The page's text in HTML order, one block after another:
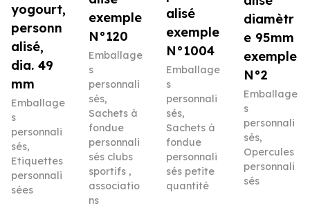
yogourt,
personn
alisé,
dia. 49
mm
Emballage
s
personnali
sés,
Etiquettes
personnali
sées
exemple
N°120
Emballage
s
personnali
sés,
Sachets à
fondue
personnali
sés clubs
sportifs ,
associatio
ns
alisé
exemple
N°1004
Emballage
s
personnali
sés,
Sachets à
fondue
personnali
sés petite
quantité
diamètr
e 95mm
exemple
N°2
Emballage
s
personnali
sés,
Opercules
personnali
sés